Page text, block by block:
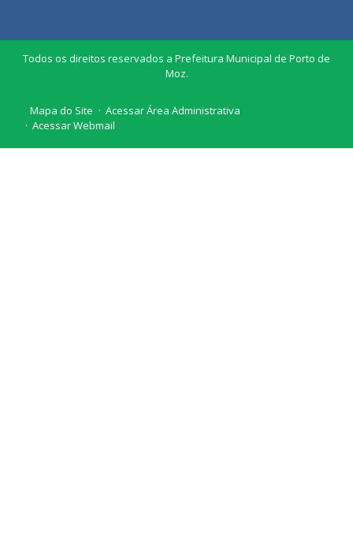
Todos os direitos reservados a Prefeitura Municipal de Porto de
Moz.
Mapa do Site
Acessar Área Administrativa
Acessar Webmail